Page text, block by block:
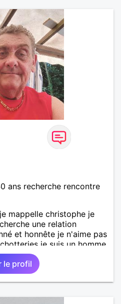
ans recherche rencontre
mappelle christophe je
une relation
et honnête je n'aime pas
je suis un homme
PS je n'habite pas à
de l'OM je suis du
58
le profil